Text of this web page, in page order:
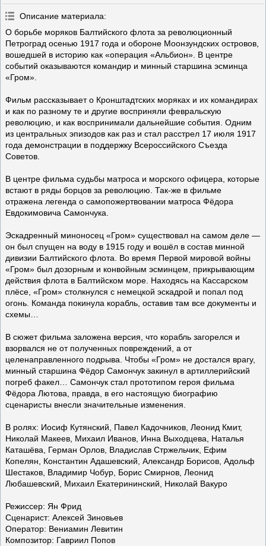
Описание материала:
О борьбе моряков Балтийского флота за революционный
Петроград осенью 1917 года и обороне Моонзундских островов,
вошедшей в историю как «операция «Альбион». В центре
событий оказываются командир и минный старшина эсминца
«Гром».
Фильм рассказывает о Кронштадтских моряках и их командирах
и как по разному те и другие восприняли февральскую
революцию, и как воспринимали дальнейшие события. Одним
из центральных эпизодов как раз и стал расстрел 17 июля 1917
года демонстрации в поддержку Всероссийского Съезда
Советов.
В центре фильма судьбы матроса и морского офицера, которые
встают в ряды борцов за революцию. Так-же в фильме
отражена легенда о самопожертвовании матроса Фёдора
Евдокимовича Самончука.
Эскадренный миноносец «Гром» существовал на самом деле —
он был спущен на воду в 1915 году и вошёл в состав минной
дивизии Балтийского флота. Во время Первой мировой войны
«Гром» был дозорным и конвойным эсминцем, прикрывающим
действия флота в Балтийском море. Находясь на Кассарском
плёсе, «Гром» столкнулся с немецкой эскадрой и попал под
огонь. Команда покинула корабль, оставив там все документы и
схемы…
В сюжет фильма заложена версия, что корабль загорелся и
взорвался не от полученных повреждений, а от
целенаправленного подрыва. Чтобы «Гром» не достался врагу,
минный старшина Фёдор Самончук закинул в артиллерийский
погреб факел… Самончук стал прототипом героя фильма
Фёдора Лютова, правда, в его настоящую биографию
сценаристы внесли значительные изменения.
В ролях: Иосиф Кутянский, Павел Кадочников, Леонид Кмит,
Николай Макеев, Михаил Иванов, Инна Выходцева, Наталья
Каташёва, Герман Орлов, Владислав Стржельчик, Ефим
Копелян, Константин Адашевский, Александр Борисов, Адольф
Шестаков, Владимир Чобур, Борис Смирнов, Леонид
Любашевский, Михаил Екатерининский, Николай Вакуро
Режиссер: Ян Фрид
Сценарист: Алексей Зиновьев
Оператор: Вениамин Левитин
Композитор: Гавриил Попов